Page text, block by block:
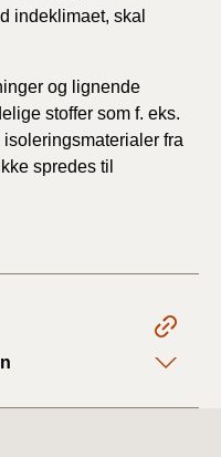
indeklimaet, skal
og lignende
stoffer som f. eks.
fra
spredes til